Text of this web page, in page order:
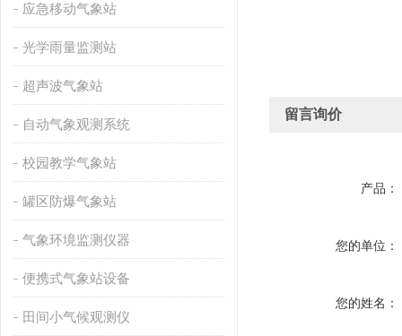
应急移动气象站
光学雨量监测站
超声波气象站
自动气象观测系统
校园教学气象站
罐区防爆气象站
气象环境监测仪器
便携式气象站设备
田间小气候观测仪
留言询价
产品：
您的单位：
您的姓名：